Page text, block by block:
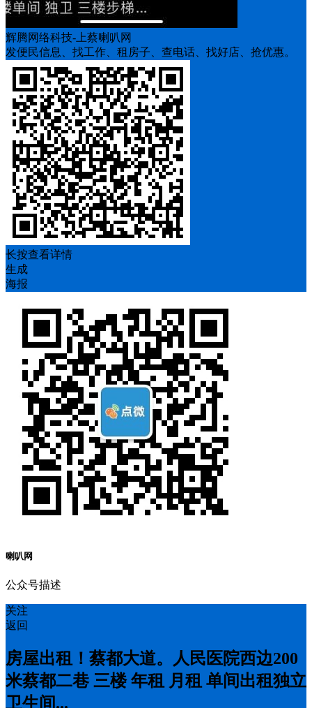
辉腾网络科技-上蔡喇叭网
发便民信息、找工作、租房子、查电话、找好店、抢优惠。
长按查看详情
生成
海报
喇叭网
公众号描述
关注
返回
房屋出租！蔡都大道。人民医院西边200
米蔡都二巷 三楼 年租 月租 单间出租独立
卫生间...